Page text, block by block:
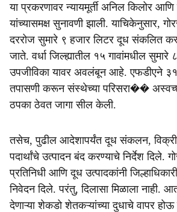
या प्रकरणावर न्यायमूर्ती अनिल किलोर आणि
यांच्यासमक्ष सुनावणी झाली. याचिकेनुसार,
दररोज सुमारे ९ हजार लिटर दूध संकलित
जाते. वर्धा जिल्ह्यातील १५ गावांमधील सुमारे
उपजीविका यावर अवलंबून आहे. एफडीएने
तपासणी करून संस्थेच्या परिसरा��
ठपका ठेवत जागा सील केली.
तसेच, पुढील आदेशापर्यंत दूध संकलन,
पदार्थांचे उत्पादन बंद करण्याचे निर्देश दिले.
प्रतिनिधी आणि दूध उत्पादकांनी
निवेदन दिले. परंतु, दिलासा मिळाला नाही.
देणाऱ्या शेकडो शेतकऱ्यांच्या दुधाचे वापर